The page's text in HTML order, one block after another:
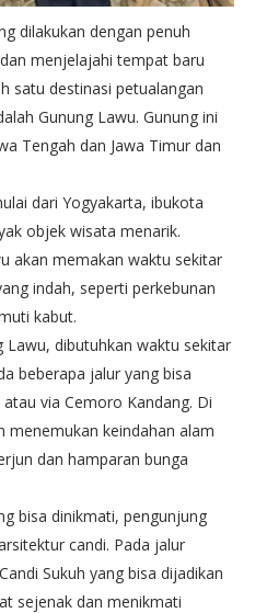
dilakukan dengan penuh
menjelajahi tempat baru
satu destinasi petualangan
Gunung Lawu. Gunung ini
Tengah dan Jawa Timur dan
dari Yogyakarta, ibukota
objek wisata menarik.
akan memakan waktu sekitar
indah, seperti perkebunan
kabut.
Lawu, dibutuhkan waktu sekitar
beberapa jalur yang bisa
via Cemoro Kandang. Di
menemukan keindahan alam
dan hamparan bunga
bisa dinikmati, pengunjung
candi. Pada jalur
Sukuh yang bisa dijadikan
sejenak dan menikmati